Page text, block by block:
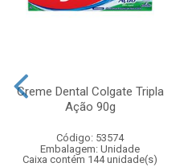
Creme Dental Colgate Tripla
Ação 90g
Código: 53574
Embalagem: Unidade
Caixa contém 144 unidade(s)